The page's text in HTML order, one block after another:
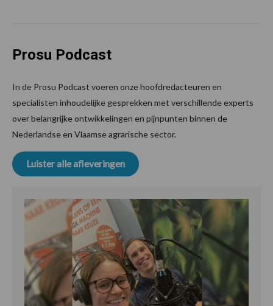
Prosu Podcast
In de Prosu Podcast voeren onze hoofdredacteuren en
specialisten inhoudelijke gesprekken met verschillende experts
over belangrijke ontwikkelingen en pijnpunten binnen de
Nederlandse en Vlaamse agrarische sector.
Luister alle afleveringen